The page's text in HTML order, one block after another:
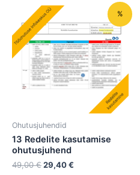
%
Ohutusjuhendid
13 Redelite kasutamise
ohutusjuhend
49,00€
Algne
hind
oli:
49,00 €.
29,40€
Praegune
on:
29,40 €.